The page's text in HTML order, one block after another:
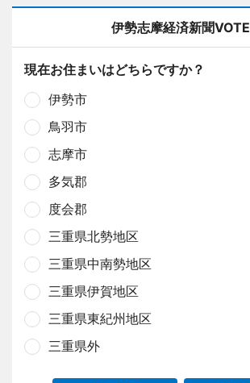
伊勢志摩経済新聞VOTE
現在お住まいはどちらですか？
伊勢市
鳥羽市
志摩市
多気郡
度会郡
三重県北勢地区
三重県中南勢地区
三重県伊賀地区
三重県東紀州地区
三重県外